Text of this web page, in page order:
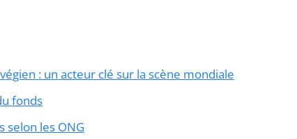
: un acteur clé sur la scène mondiale
fonds
selon les ONG